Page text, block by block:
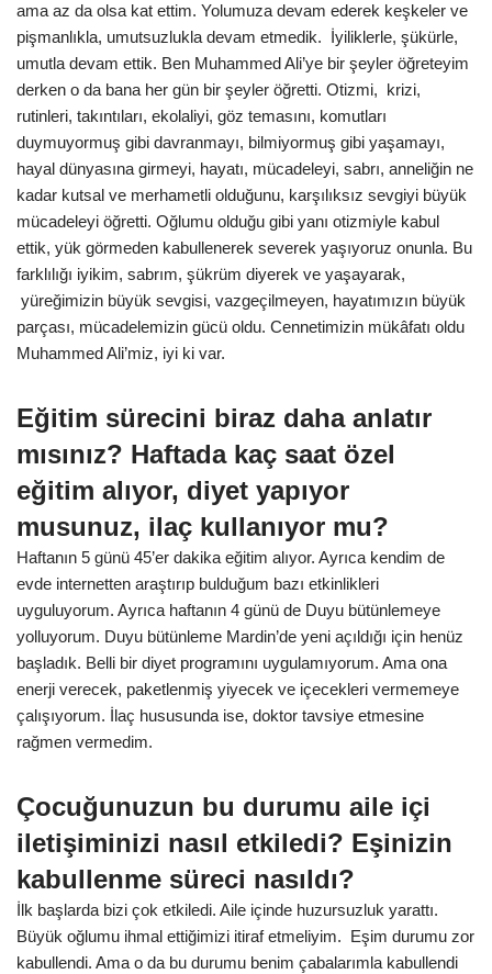
ama az da olsa kat ettim. Yolumuza devam ederek keşkeler ve
pişmanlıkla, umutsuzlukla devam etmedik. İyiliklerle, şükürle,
umutla devam ettik. Ben Muhammed Ali’ye bir şeyler öğreteyim
derken o da bana her gün bir şeyler öğretti. Otizmi, krizi,
rutinleri, takıntıları, ekolaliyi, göz temasını, komutları
duymuyormuş gibi davranmayı, bilmiyormuş gibi yaşamayı,
hayal dünyasına girmeyi, hayatı, mücadeleyi, sabrı, anneliğin ne
kadar kutsal ve merhametli olduğunu, karşılıksız sevgiyi büyük
mücadeleyi öğretti. Oğlumu olduğu gibi yanı otizmiyle kabul
ettik, yük görmeden kabullenerek severek yaşıyoruz onunla. Bu
farklılığı iyikim, sabrım, şükrüm diyerek ve yaşayarak,
yüreğimizin büyük sevgisi, vazgeçilmeyen, hayatımızın büyük
parçası, mücadelemizin gücü oldu. Cennetimizin mükâfatı oldu
Muhammed Ali’miz, iyi ki var.
Eğitim sürecini biraz daha anlatır
mısınız? Haftada kaç saat özel
eğitim alıyor, diyet yapıyor
musunuz, ilaç kullanıyor mu?
Haftanın 5 günü 45’er dakika eğitim alıyor. Ayrıca kendim de
evde internetten araştırıp bulduğum bazı etkinlikleri
uyguluyorum. Ayrıca haftanın 4 günü de Duyu bütünlemeye
yolluyorum. Duyu bütünleme Mardin’de yeni açıldığı için henüz
başladık. Belli bir diyet programını uygulamıyorum. Ama ona
enerji verecek, paketlenmiş yiyecek ve içecekleri vermemeye
çalışıyorum. İlaç hususunda ise, doktor tavsiye etmesine
rağmen vermedim.
Çocuğunuzun bu durumu aile içi
iletişiminizi nasıl etkiledi? Eşinizin
kabullenme süreci nasıldı?
İlk başlarda bizi çok etkiledi. Aile içinde huzursuzluk yarattı.
Büyük oğlumu ihmal ettiğimizi itiraf etmeliyim. Eşim durumu zor
kabullendi. Ama o da bu durumu benim çabalarımla kabullendi